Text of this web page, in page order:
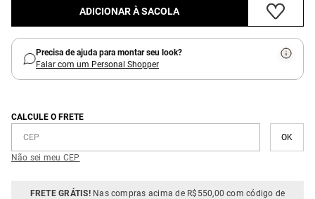
ADICIONAR À SACOLA
Precisa de ajuda para montar seu look?
Falar com um Personal Shopper
CALCULE O FRETE
Não sei meu CEP
FRETE GRÁTIS!Nas compras acima de R$550,00 com código de